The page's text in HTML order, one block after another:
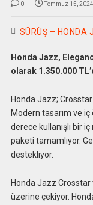
0 Temmuz 15, 2024
SÜRÜŞ – HONDA
Honda Jazz,
olarak 1.350.000
Honda Jazz; Crosstar
Modern tasarım ve
derece kullanışlı bir
paketi tamamlıyor.
destekliyor.
Honda Jazz Crosstar
üzerine çekiyor.